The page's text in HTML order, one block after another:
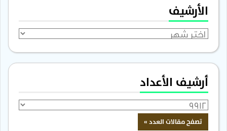
الأرشيف
الأرشيف
أرشيف الأعداد